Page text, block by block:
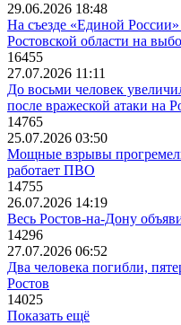
29.06.2026 18:48
На съезде «Единой
Ростовской области на
16455
27.07.2026 11:11
До восьми человек
после вражеской атаки на
14765
25.07.2026 03:50
Мощные взрывы
работает ПВО
14755
26.07.2026 14:19
Весь Ростов-на-Дону
14296
27.07.2026 06:52
Два человека погибли,
Ростов
14025
Показать ещё